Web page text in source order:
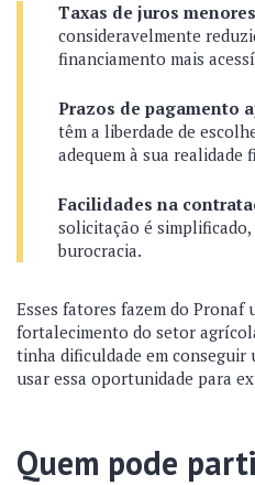
Taxas de juros
consideravelmente
financiamento mais
Prazos de pagamento
têm a liberdade de
adequem à sua realidade
Facilidades na
solicitação é
burocracia.
Esses fatores fazem do
fortalecimento do setor
tinha dificuldade em conseguir
usar essa oportunidade para
Quem pode